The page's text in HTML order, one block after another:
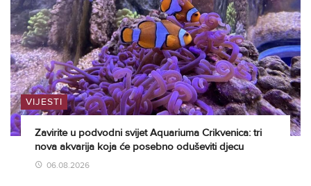
VIJESTI
Zavirite u podvodni svijet Aquariuma Crikvenica: tri
nova akvarija koja će posebno oduševiti djecu
06.08.2026